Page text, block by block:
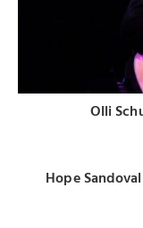
Olli
Hope